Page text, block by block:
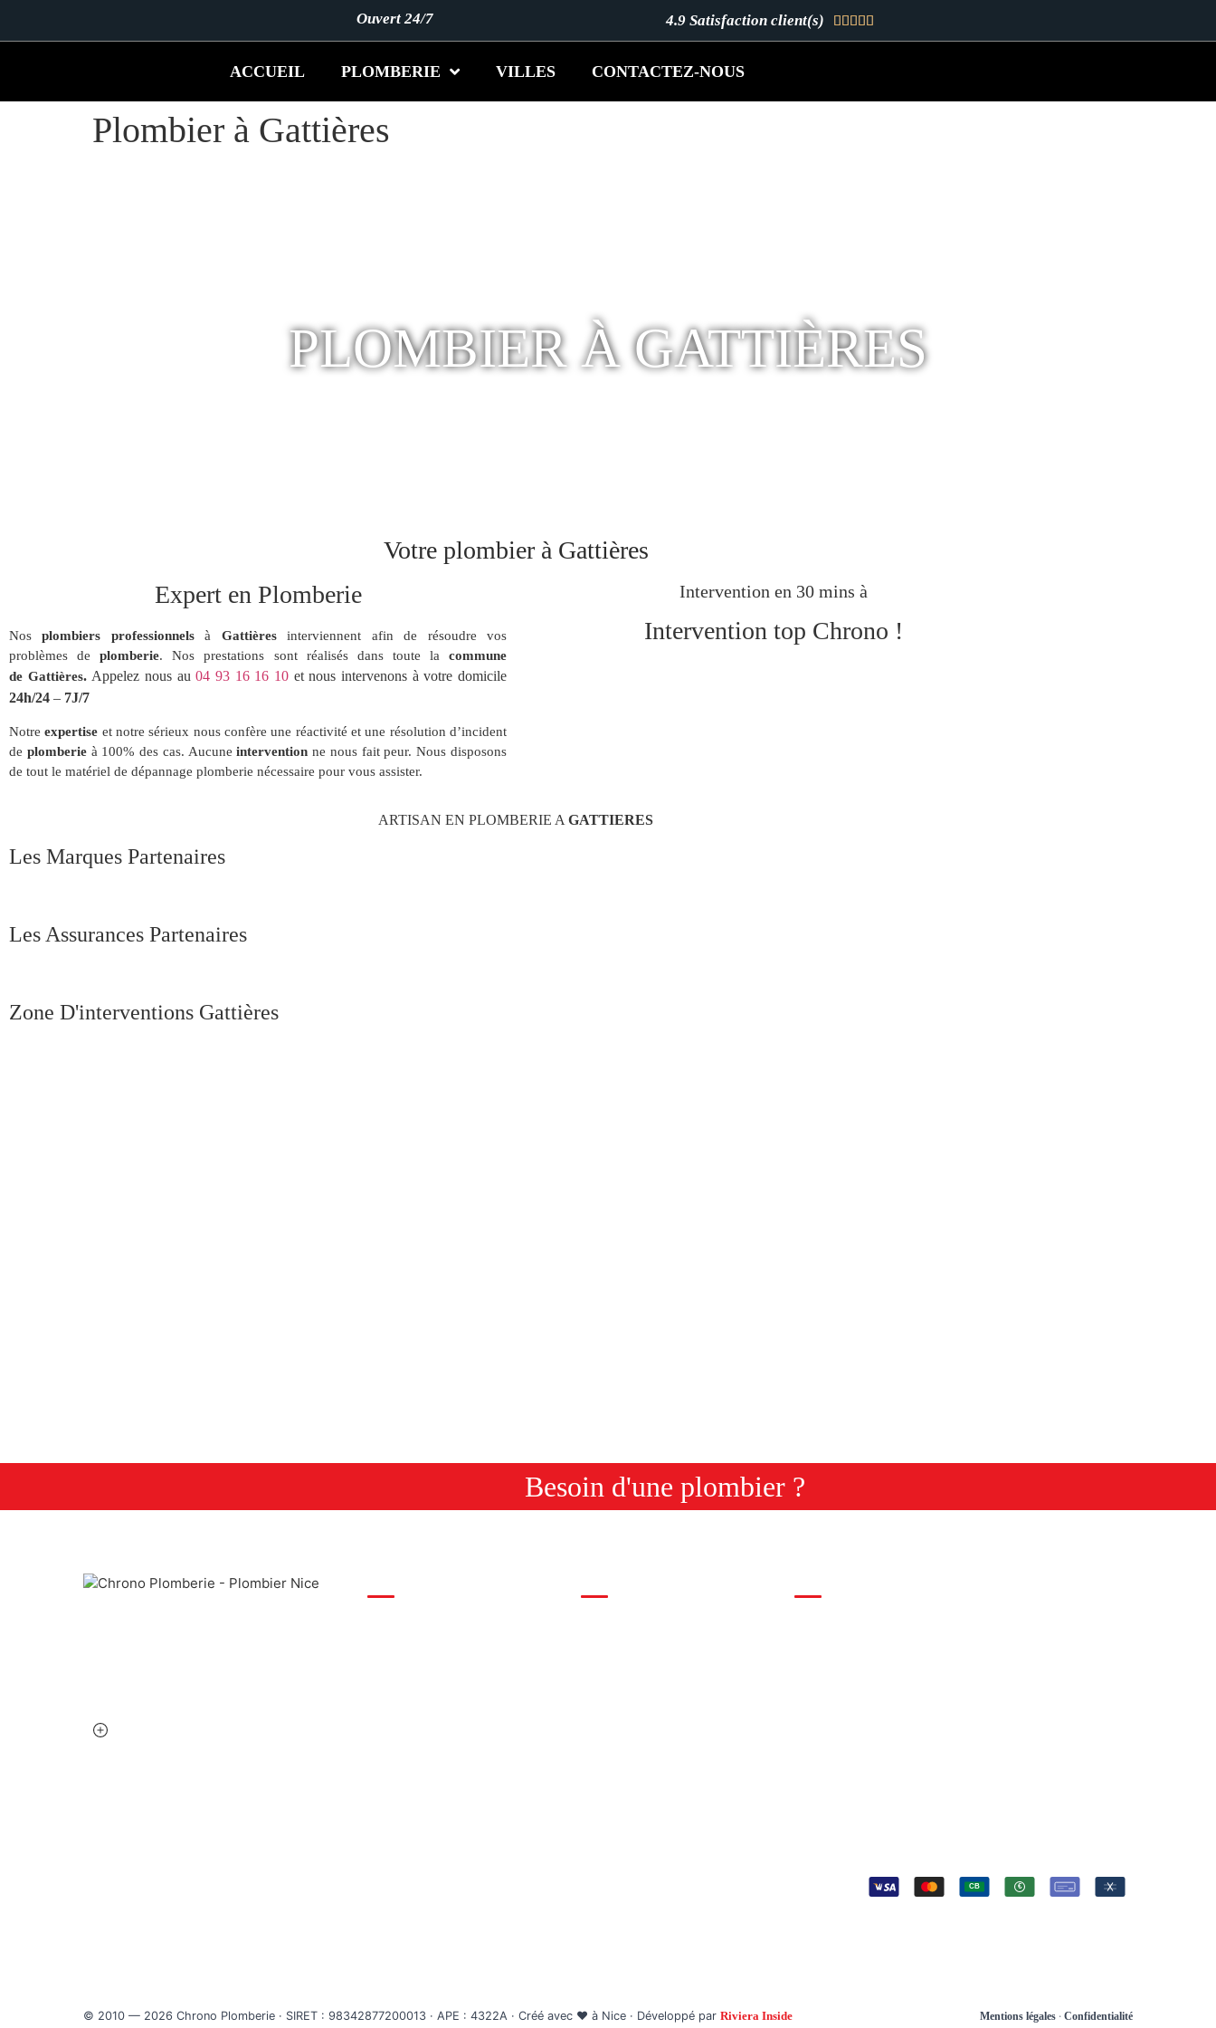
Ouvert 24/7 4.9 Satisfaction client(s) 
ACCUEIL PLOMBERIE VILLES CONTACTEZ-NOUS
Plombier à Gattières
PLOMBIER À GATTIÈRES
Votre plombier à Gattières
Expert en Plomberie
Nosplombiers professionnelsà Gattièresinterviennent afin de résoudre vos
problèmes deplomberie. Nos prestations sont réalisés dans toute lacommune
de Gattières. Appelez nous au04 93 16 16 10 et nous intervenons à votre domicile
24h/24 – 7J/7
Notreexpertise et notre sérieux nous confère une réactivité et une résolution d’incident
de plomberieà 100% des cas. Aucuneintervention ne nous fait peur. Nous disposons
de tout le matériel de dépannage plomberie nécessaire pour vous assister.
Intervention en 30 mins à
Intervention top Chrono !
ARTISAN EN PLOMBERIE A GATTIERES
Les Marques Partenaires
Les Assurances Partenaires​
Zone D'interventions Gattières
Besoin d'une plombier ?
CB €
© 2010 — 2026 Chrono Plomberie · SIRET : 98342877200013 · APE : 4322A · Créé avec ❤️ à Nice · Développé par Riviera Inside Mentions légales · Confidentialité